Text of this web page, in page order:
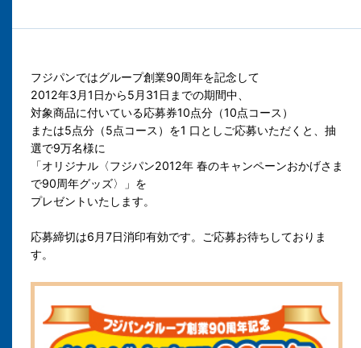
フジパンではグループ創業90周年を記念して
2012年3月1日から5月31日までの期間中、
対象商品に付いている応募券10点分（10点コース）
または5点分（5点コース）を1 口としご応募いただくと、抽
選で9万名様に
「オリジナル〈フジパン2012年 春のキャンペーンおかげさま
で90周年グッズ〉」を
プレゼントいたします。
応募締切は6月7日消印有効です。ご応募お待ちしておりま
す。